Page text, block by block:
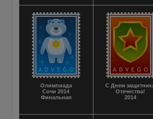
Олимпиада
Сочи 2014
Финальная
С Днем
Отечества!
2014